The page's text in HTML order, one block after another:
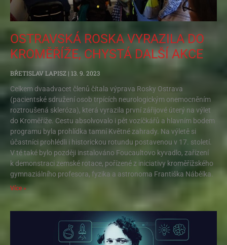
OSTRAVSKÁ ROSKA VYRAZILA DO
KROMĚŘÍŽE, CHYSTÁ DALŠÍ AKCE
BŘETISLAV LAPISZ 13. 9. 2023
Celkem dvaadvacet členů čítala výprava Rosky Ostrava
(pacientské sdružení osob trpících neurologickým onemocněním
roztroušená skleróza), která vyrazila první zářijové úterý na výlet
do Kroměříže. Cestu absolvovalo i pět vozíčkářů a hlavním bodem
programu byla prohlídka tamní Květné zahrady. Na výletě si
účastníci prohlédli i historickou rotundu postavenou v 17. století.
V té také bylo později instalováno Foucaultovo kyvadlo, zařízení
k demonstraci zemské rotace, pořízené z iniciativy kroměřížského
gymnaziálního profesora, fyzika a astronoma Františka Nábělka.
Více »